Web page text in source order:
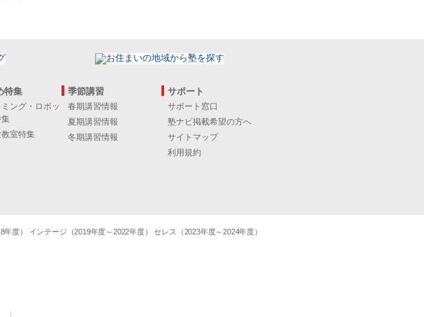
特集
ング・ロボッ
集
室特集
季節講習
春期講習情報
夏期講習情報
冬期講習情報
サポート
サポート窓口
塾ナビ掲載希望の方へ
サイトマップ
利用規約
度） インテージ（2019年度～2022年度） セレス（2023年度～2024年度）